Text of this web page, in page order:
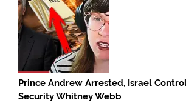
Prince Andrew Arrested, Israel
Security Whitney Webb